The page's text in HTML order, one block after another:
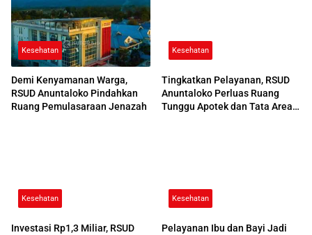
Kesehatan
Demi Kenyamanan Warga,
RSUD Anuntaloko Pindahkan
Ruang Pemulasaraan Jenazah
Kesehatan
Tingkatkan Pelayanan, RSUD
Anuntaloko Perluas Ruang
Tunggu Apotek dan Tata Area
Kesehatan
Investasi Rp1,3 Miliar, RSUD
Kesehatan
Pelayanan Ibu dan Bayi Jadi